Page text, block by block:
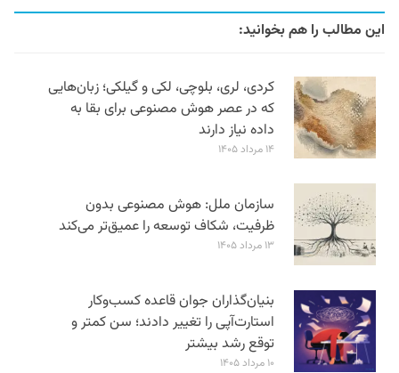
این مطالب را هم بخوانید:
کردی، لری، بلوچی، لکی و گیلکی؛ زبان‌هایی
که در عصر هوش مصنوعی برای بقا به
داده نیاز دارند
۱۴ مرداد ۱۴۰۵
سازمان ملل: هوش مصنوعی بدون
ظرفیت، شکاف توسعه را عمیق‌تر می‌کند
۱۳ مرداد ۱۴۰۵
بنیان‌گذاران جوان قاعده کسب‌وکار
استارت‌آپی را تغییر دادند؛ سن‌ کمتر و
توقع رشد بیشتر
۱۰ مرداد ۱۴۰۵